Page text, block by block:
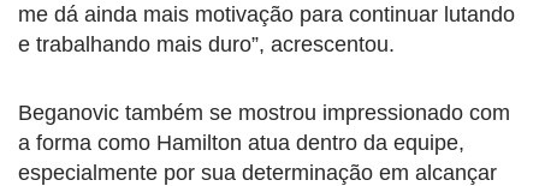
me dá ainda mais motivação para continuar lutando
e trabalhando mais duro”, acrescentou.
Beganovic também se mostrou impressionado com
a forma como Hamilton atua dentro da equipe,
especialmente por sua determinação em alcançar